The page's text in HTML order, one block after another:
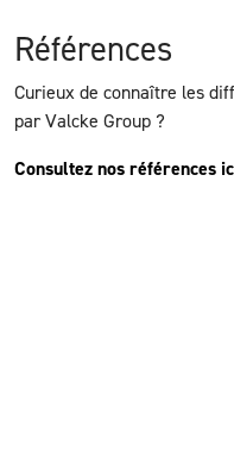
Références
Curieux de connaître les
par Valcke Group ?
Consultez nos références